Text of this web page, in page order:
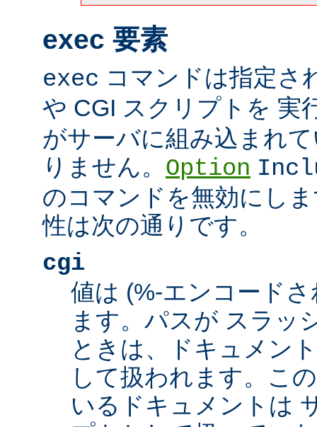
exec 要素
exec コマンドは指定さ
や CGI スクリプトを 実
がサーバに組み込まれ
りません。 Option
のコマンドを無効にし
性は次の通りです。
cgi
値は (%-エンコード
ます。パスが スラッ
ときは、ドキュメン
して扱われます。こ
いるドキュメントは